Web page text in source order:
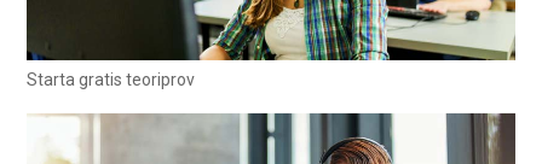
Starta gratis teoriprov